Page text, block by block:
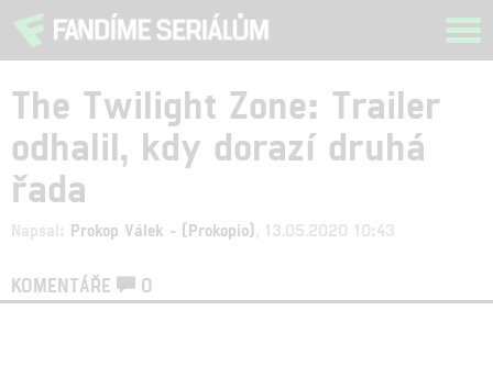
The Twilight Zone: Trailer
odhalil, kdy dorazí druhá
řada
Napsal: Prokop Válek - (Prokopio) , 13.05.2020 10:43
KOMENTÁŘE 0